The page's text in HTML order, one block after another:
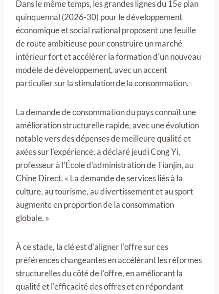
Dans le même temps, les grandes lignes du 15e plan
quinquennal (2026-30) pour le développement
économique et social national proposent une feuille
de route ambitieuse pour construire un marché
intérieur fort et accélérer la formation d'un nouveau
modèle de développement, avec un accent
particulier sur la stimulation de la consommation.
La demande de consommation du pays connaît une
amélioration structurelle rapide, avec une évolution
notable vers des dépenses de meilleure qualité et
axées sur l'expérience, a déclaré jeudi Cong Yi,
professeur à l'École d'administration de Tianjin, au
Chine Direct. « La demande de services liés à la
culture, au tourisme, au divertissement et au sport
augmente en proportion de la consommation
globale. »
À ce stade, la clé est d'aligner l'offre sur ces
préférences changeantes en accélérant les réformes
structurelles du côté de l'offre, en améliorant la
qualité et l'efficacité des offres et en répondant